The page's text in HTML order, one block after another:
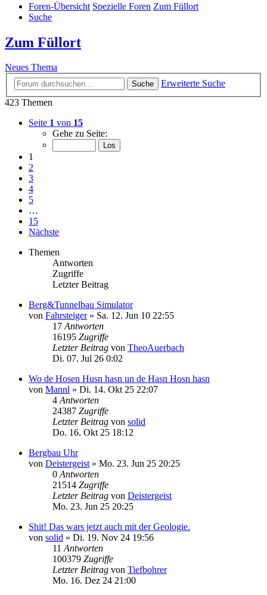
Foren-Übersicht Spezielle Foren Zum Füllort
Suche
Zum Füllort
Neues Thema
Suche
Erweiterte Suche
423 Themen
Seite 1 von 15
Gehe zu Seite:
1
2
3
4
5
…
15
Nächste
Themen
Antworten
Zugriffe
Letzter Beitrag
Berg&Tunnelbau Simulator
von Fahrsteiger» Sa. 12. Jun 10 22:55
17 Antworten
16195 Zugriffe
Letzter Beitrag von TheoAuerbach
Di. 07. Jul 26 0:02
Wo de Hosen Husn hasn un de Hasn Hosn hasn
von Mannl » Di. 14. Okt 25 22:07
4 Antworten
24387 Zugriffe
Letzter Beitrag von solid
Do. 16. Okt 25 18:12
Bergbau Uhr
von Deistergeist » Mo. 23. Jun 25 20:25
0 Antworten
21514 Zugriffe
Letzter Beitrag von Deistergeist
Mo. 23. Jun 25 20:25
Shit! Das wars jetzt auch mit der Geologie.
von solid » Di. 19. Nov 24 19:56
11 Antworten
100379 Zugriffe
Letzter Beitrag von Tiefbohrer
Mo. 16. Dez 24 21:00